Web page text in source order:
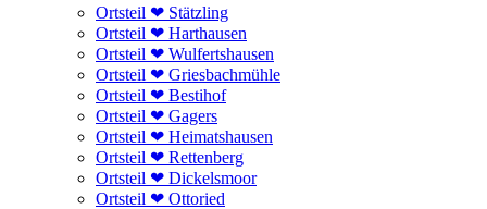
Ortsteil ❤ Stätzling
Ortsteil ❤ Harthausen
Ortsteil ❤ Wulfertshausen
Ortsteil ❤ Griesbachmühle
Ortsteil ❤ Bestihof
Ortsteil ❤ Gagers
Ortsteil ❤ Heimatshausen
Ortsteil ❤ Rettenberg
Ortsteil ❤ Dickelsmoor
Ortsteil ❤ Ottoried